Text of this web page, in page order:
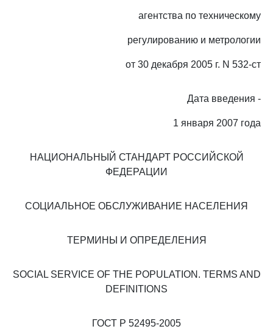
агентства по техническому
регулированию и метрологии
от 30 декабря 2005 г. N 532-ст
Дата введения -
1 января 2007 года
НАЦИОНАЛЬНЫЙ СТАНДАРТ РОССИЙСКОЙ
ФЕДЕРАЦИИ
СОЦИАЛЬНОЕ ОБСЛУЖИВАНИЕ НАСЕЛЕНИЯ
ТЕРМИНЫ И ОПРЕДЕЛЕНИЯ
SOCIAL SERVICE OF THE POPULATION. TERMS AND
DEFINITIONS
ГОСТ Р 52495-2005